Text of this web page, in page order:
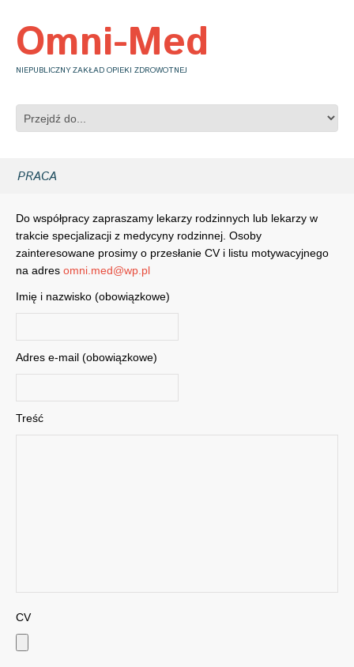
Omni-Med
NIEPUBLICZNY ZAKŁAD OPIEKI ZDROWOTNEJ
PRACA
Do współpracy zapraszamy lekarzy rodzinnych lub lekarzy w
trakcie specjalizacji z medycyny rodzinnej. Osoby
zainteresowane prosimy o przesłanie CV i listu motywacyjnego
na adres ​omni.med@wp.pl
Imię i nazwisko (obowiązkowe)
Adres e-mail (obowiązkowe)
Treść
CV